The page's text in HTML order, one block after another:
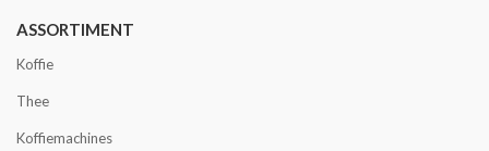
ASSORTIMENT
Koffie
Thee
Koffiemachines